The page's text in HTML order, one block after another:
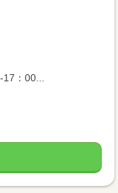
17：00...